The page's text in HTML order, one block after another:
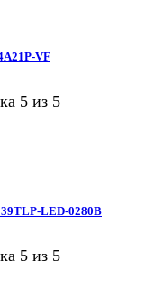
VF
5 из 5
LED-0280B
5 из 5